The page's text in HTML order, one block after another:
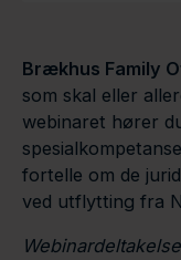
Brækhus Family
som skal eller
webinaret hører
fortelle om de
ved utflytting fra